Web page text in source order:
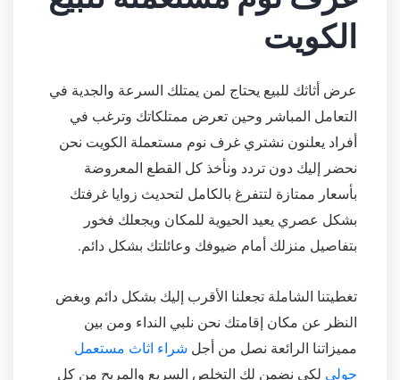
الكويت
عرض أثاثك للبيع يحتاج لمن يمتلك السرعة والجدية في
التعامل المباشر وحين تعرض ممتلكاتك وترغب في
أفراد يعلنون نشتري غرف نوم مستعملة الكويت نحن
نحضر إليك دون تردد ونأخذ كل القطع المعروضة
بأسعار ممتازة لتتفرغ بالكامل لتحديث زوايا غرفتك
بشكل عصري يعيد الحيوية للمكان ويجعلك فخور
بتفاصيل منزلك أمام ضيوفك وعائلتك بشكل دائم.
تغطيتنا الشاملة تجعلنا الأقرب إليك بشكل دائم وبغض
النظر عن مكان إقامتك نحن نلبي النداء ومن بين
مميزاتنا الرائعة نصل من أجل شراء اثاث مستعمل
حولي لكي نضمن لك التخلص السريع والمربح من كل